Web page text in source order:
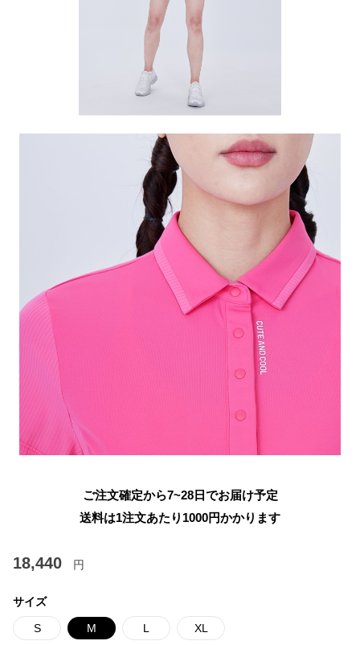
ご注文確定から7~28日でお届け予定
送料は1注文あたり 1000円かかります
18,440 円
サイズ
S M L XL